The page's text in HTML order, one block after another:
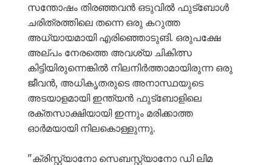
സന്തോഷം തിരഞ്ഞവൻ ഒടുവിൽ ഫുട്ബോൾ
ചരിത്രത്തിലെ തന്നെ ഒരു കറുത്ത
അധ്യായമായി എരിഞ്ഞൊടുങി. ഒരുപക്ഷേ
അല്പം നേരത്തെ അവശ്യ ചികിത്സ
കിട്ടിയിരുന്നെങ്കിൽ നിലനിർത്താമായിരുന്ന ഒരു
ജീവൻ, അധികൃതരുടെ അനാസ്ഥയുടെ
അടയാളമായി ഇന്ത്യൻ ഫുട്ബോളിലെ
രക്തസാക്ഷിയായി ഇന്നും മരിക്കാത്ത
ഓർമയായി നിലകൊള്ളുന്നു.
"ക്രിസ്റ്റ്യാനോ സെബസ്റ്റ്യാനോ ഡി ലിമ